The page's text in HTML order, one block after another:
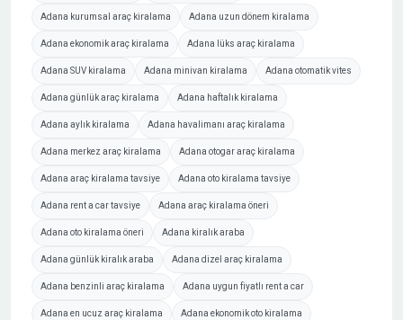
Adana kurumsal araç kiralama Adana uzun dönem kiralama
Adana ekonomik araç kiralama Adana lüks araç kiralama
Adana SUV kiralama Adana minivan kiralama Adana otomatik vites
Adana günlük araç kiralama Adana haftalık kiralama
Adana aylık kiralama Adana havalimanı araç kiralama
Adana merkez araç kiralama Adana otogar araç kiralama
Adana araç kiralama tavsiye Adana oto kiralama tavsiye
Adana rent a car tavsiye Adana araç kiralama öneri
Adana oto kiralama öneri Adana kiralık araba
Adana günlük kiralık araba Adana dizel araç kiralama
Adana benzinli araç kiralama Adana uygun fiyatlı rent a car
Adana en ucuz araç kiralama Adana ekonomik oto kiralama